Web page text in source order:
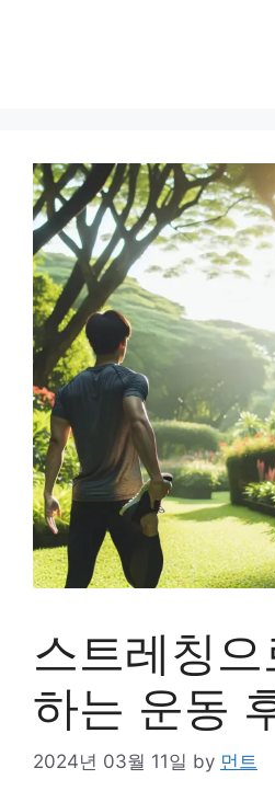
스트레칭
하는 운동
2024년 03월 11일 by 먼트